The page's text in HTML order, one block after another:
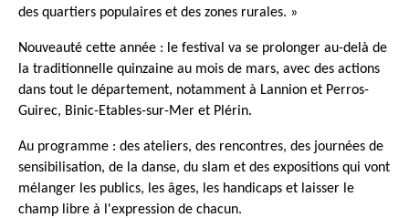
des quartiers populaires et des zones rurales. »
Nouveauté cette année : le festival va se prolonger au-delà de
la traditionnelle quinzaine au mois de mars, avec des actions
dans tout le département, notamment à Lannion et Perros-
Guirec, Binic-Etables-sur-Mer et Plérin.
Au programme : des ateliers, des rencontres, des journées de
sensibilisation, de la danse, du slam et des expositions qui vont
mélanger les publics, les âges, les handicaps et laisser le
champ libre à l'expression de chacun.